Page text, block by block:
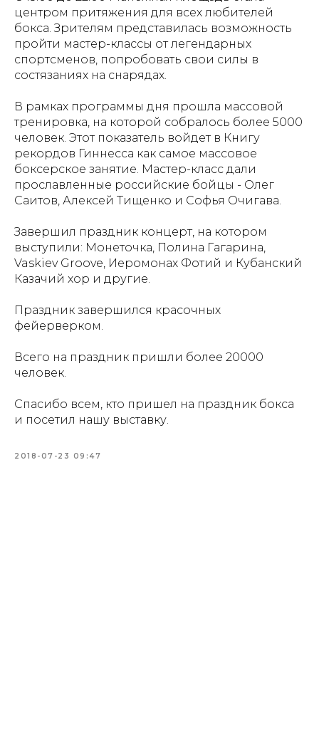
центром притяжения для всех любителей
бокса. Зрителям представилась возможность
пройти мастер-классы от легендарных
спортсменов, попробовать свои силы в
состязаниях на снарядах.
В рамках программы дня прошла массовой
тренировка, на которой собралось более 5000
человек. Этот показатель войдет в Книгу
рекордов Гиннесса как самое массовое
боксерское занятие. Мастер-класс дали
прославленные российские бойцы - Олег
Саитов, Алексей Тищенко и Софья Очигава.
Завершил праздник концерт, на котором
выступили: Монеточка, Полина Гагарина,
Vaskiev Groove, Иеромонах Фотий и Кубанский
Казачий хор и другие.
Праздник завершился красочных
фейерверком.
Всего на праздник пришли более 20000
человек.
Спасибо всем, кто пришел на праздник бокса
и посетил нашу выставку.
2018-07-23 09:47